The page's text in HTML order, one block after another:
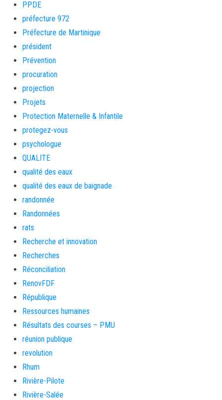
PPDE
préfecture 972
Préfecture de Martinique
président
Prévention
procuration
projection
Projets
Protection Maternelle & Infantile
protegez-vous
psychologue
QUALITE
qualité des eaux
qualité des eaux de baignade
randonnée
Randonnées
rats
Recherche et innovation
Recherches
Réconciliation
RenovFDF
République
Ressources humaines
Résultats des courses – PMU
réunion publique
revolution
Rhum
Rivière-Pilote
Rivière-Salée